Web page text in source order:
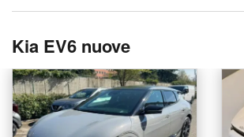
Kia EV6 nuove